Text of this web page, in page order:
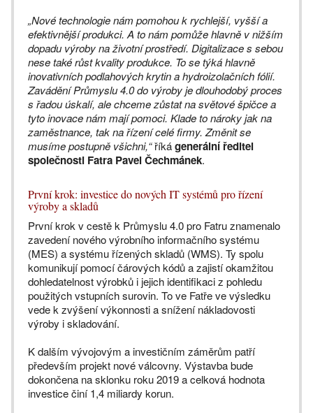
„Nové technologie nám pomohou k rychlejší, vyšší a
efektivnější produkci. A to nám pomůže hlavně v nižším
dopadu výroby na životní prostředí. Digitalizace s sebou
nese také růst kvality produkce. To se týká hlavně
inovativních podlahových krytin a hydroizolačních fólií.
Zavádění Průmyslu 4.0 do výroby je dlouhodobý proces
s řadou úskalí, ale chceme zůstat na světové špičce a
tyto inovace nám mají pomoci. Klade to nároky jak na
zaměstnance, tak na řízení celé firmy. Změnit se
musíme postupně všichni,“říkágenerální ředitel
společnosti Fatra Pavel Čechmánek.
První krok: investice do nových IT systémů pro řízení
výroby a skladů
První krok v cestě k Průmyslu 4.0 pro Fatru znamenalo
zavedení nového výrobního informačního systému
(MES) a systému řízených skladů (WMS). Ty spolu
komunikují pomocí čárových kódů a zajistí okamžitou
dohledatelnost výrobků i jejich identifikaci z pohledu
použitých vstupních surovin. To ve Fatře ve výsledku
vede k zvýšení výkonnosti a snížení nákladovosti
výroby i skladování.
K dalším vývojovým a investičním záměrům patří
především projekt nové válcovny. Výstavba bude
dokončena na sklonku roku 2019 a celková hodnota
investice činí 1,4 miliardy korun.